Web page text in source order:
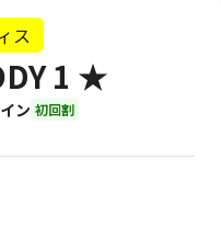
ス
1 ★
ン 初回割